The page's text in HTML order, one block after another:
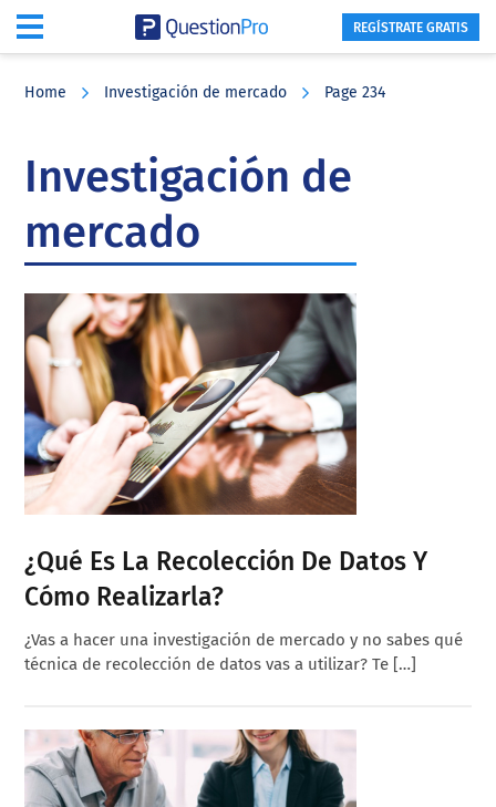
REGÍSTRATE GRATIS
Home Investigación de mercado Page 234
Investigación de
mercado
¿Qué Es La Recolección De Datos Y
Cómo Realizarla?
¿Vas a hacer una investigación de mercado y no sabes qué
técnica de recolección de datos vas a utilizar? Te […]